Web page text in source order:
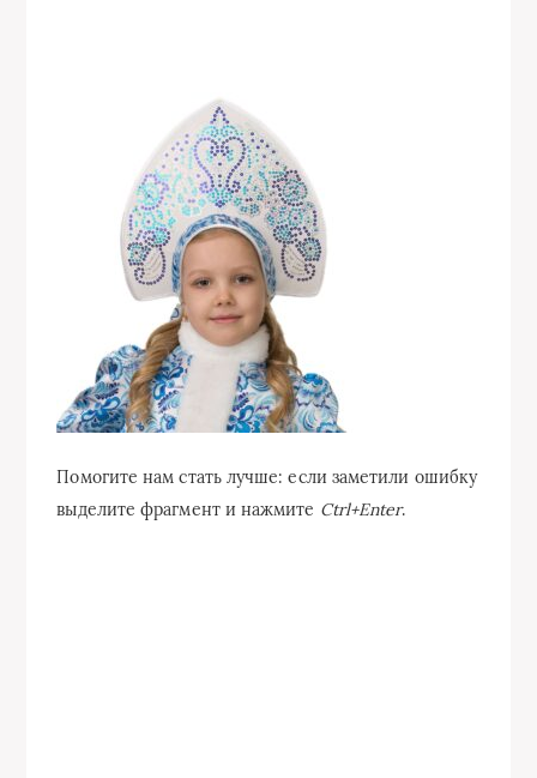
Помогите нам стать лучше: если заметили ошибку
выделите фрагмент и нажмите Ctrl+Enter.